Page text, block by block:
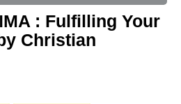
: Fulfilling Your
Christian